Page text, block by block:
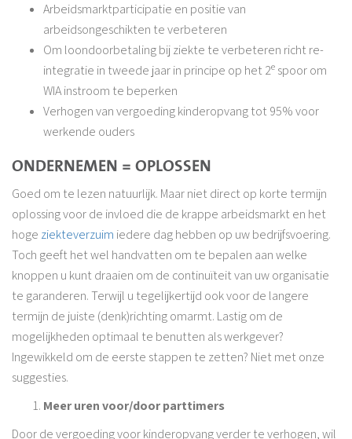
Arbeidsmarktparticipatie en positie van
arbeidsongeschikten te verbeteren
Om loondoorbetaling bij ziekte te verbeteren richt re-
integratie in tweede jaar in principe op het 2e spoor om
WIA instroom te beperken
Verhogen van vergoeding kinderopvang tot 95% voor
werkende ouders
ONDERNEMEN = OPLOSSEN
Goed om te lezen natuurlijk. Maar niet direct op korte termijn
oplossing voor de invloed die de krappe arbeidsmarkt en het
hoge ziekteverzuim iedere dag hebben op uw bedrijfsvoering.
Toch geeft het wel handvatten om te bepalen aan welke
knoppen u kunt draaien om de continuïteit van uw organisatie
te garanderen. Terwijl u tegelijkertijd ook voor de langere
termijn de juiste (denk)richting omarmt. Lastig om de
mogelijkheden optimaal te benutten als werkgever?
Ingewikkeld om de eerste stappen te zetten? Niet met onze
suggesties.
Meer uren voor/door parttimers
Door de vergoeding voor kinderopvang verder te verhogen, wil